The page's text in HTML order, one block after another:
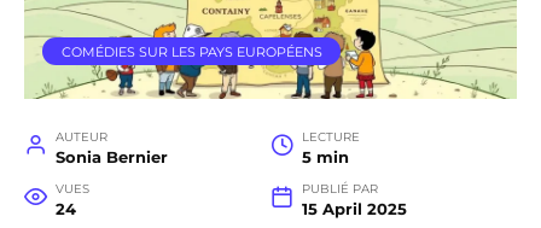
COMÉDIES SUR LES PAYS EUROPÉENS
AUTEUR
Sonia Bernier
LECTURE
5 min
VUES
24
PUBLIÉ PAR
15 April 2025